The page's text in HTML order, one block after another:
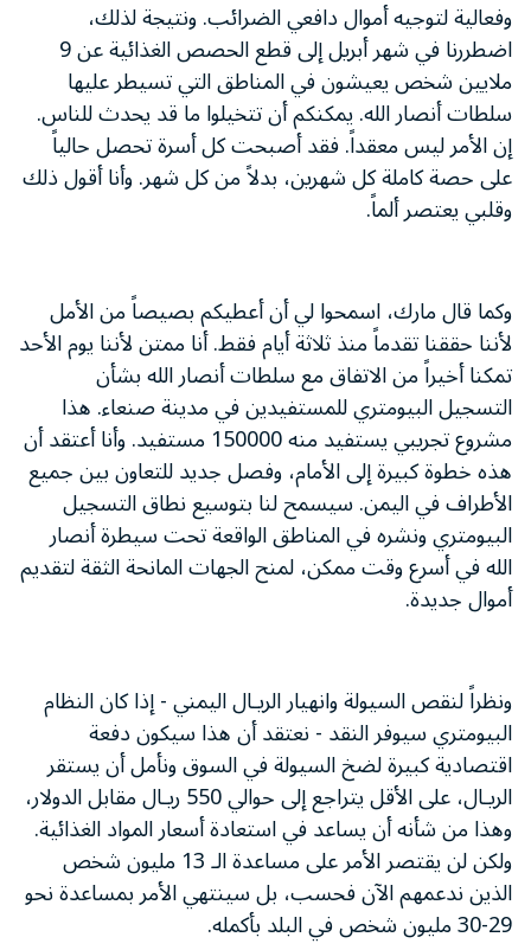
وفعالية لتوجيه أموال دافعي الضرائب. ونتيجة لذلك،
اضطررنا في شهر أبريل إلى قطع الحصص الغذائية عن 9
ملايين شخص يعيشون في المناطق التي تسيطر عليها
سلطات أنصار الله. يمكنكم أن تتخيلوا ما قد يحدث للناس.
إن الأمر ليس معقداً. فقد أصبحت كل أسرة تحصل حالياً
على حصة كاملة كل شهرين، بدلاً من كل شهر. وأنا أقول ذلك
وقلبي يعتصر ألماً.
وكما قال مارك، اسمحوا لي أن أعطيكم بصيصاً من الأمل
لأننا حققنا تقدماً منذ ثلاثة أيام فقط. أنا ممتن لأننا يوم الأحد
تمكنا أخيراً من الاتفاق مع سلطات أنصار الله بشأن
التسجيل البيومتري للمستفيدين في مدينة صنعاء. هذا
مشروع تجريبي يستفيد منه 150000 مستفيد. وأنا أعتقد أن
هذه خطوة كبيرة إلى الأمام، وفصل جديد للتعاون بين جميع
الأطراف في اليمن. سيسمح لنا بتوسيع نطاق التسجيل
البيومتري ونشره في المناطق الواقعة تحت سيطرة أنصار
الله في أسرع وقت ممكن، لمنح الجهات المانحة الثقة لتقديم
أموال جديدة.
ونظراً لنقص السيولة وانهيار الريـال اليمني - إذا كان النظام
البيومتري سيوفر النقد - نعتقد أن هذا سيكون دفعة
اقتصادية كبيرة لضخ السيولة في السوق ونأمل أن يستقر
الريـال، على الأقل يتراجع إلى حوالي 550 ريـال مقابل الدولار،
وهذا من شأنه أن يساعد في استعادة أسعار المواد الغذائية.
ولكن لن يقتصر الأمر على مساعدة الـ 13 مليون شخص
الذين ندعمهم الآن فحسب، بل سينتهي الأمر بمساعدة نحو
29-30 مليون شخص في البلد بأكمله.